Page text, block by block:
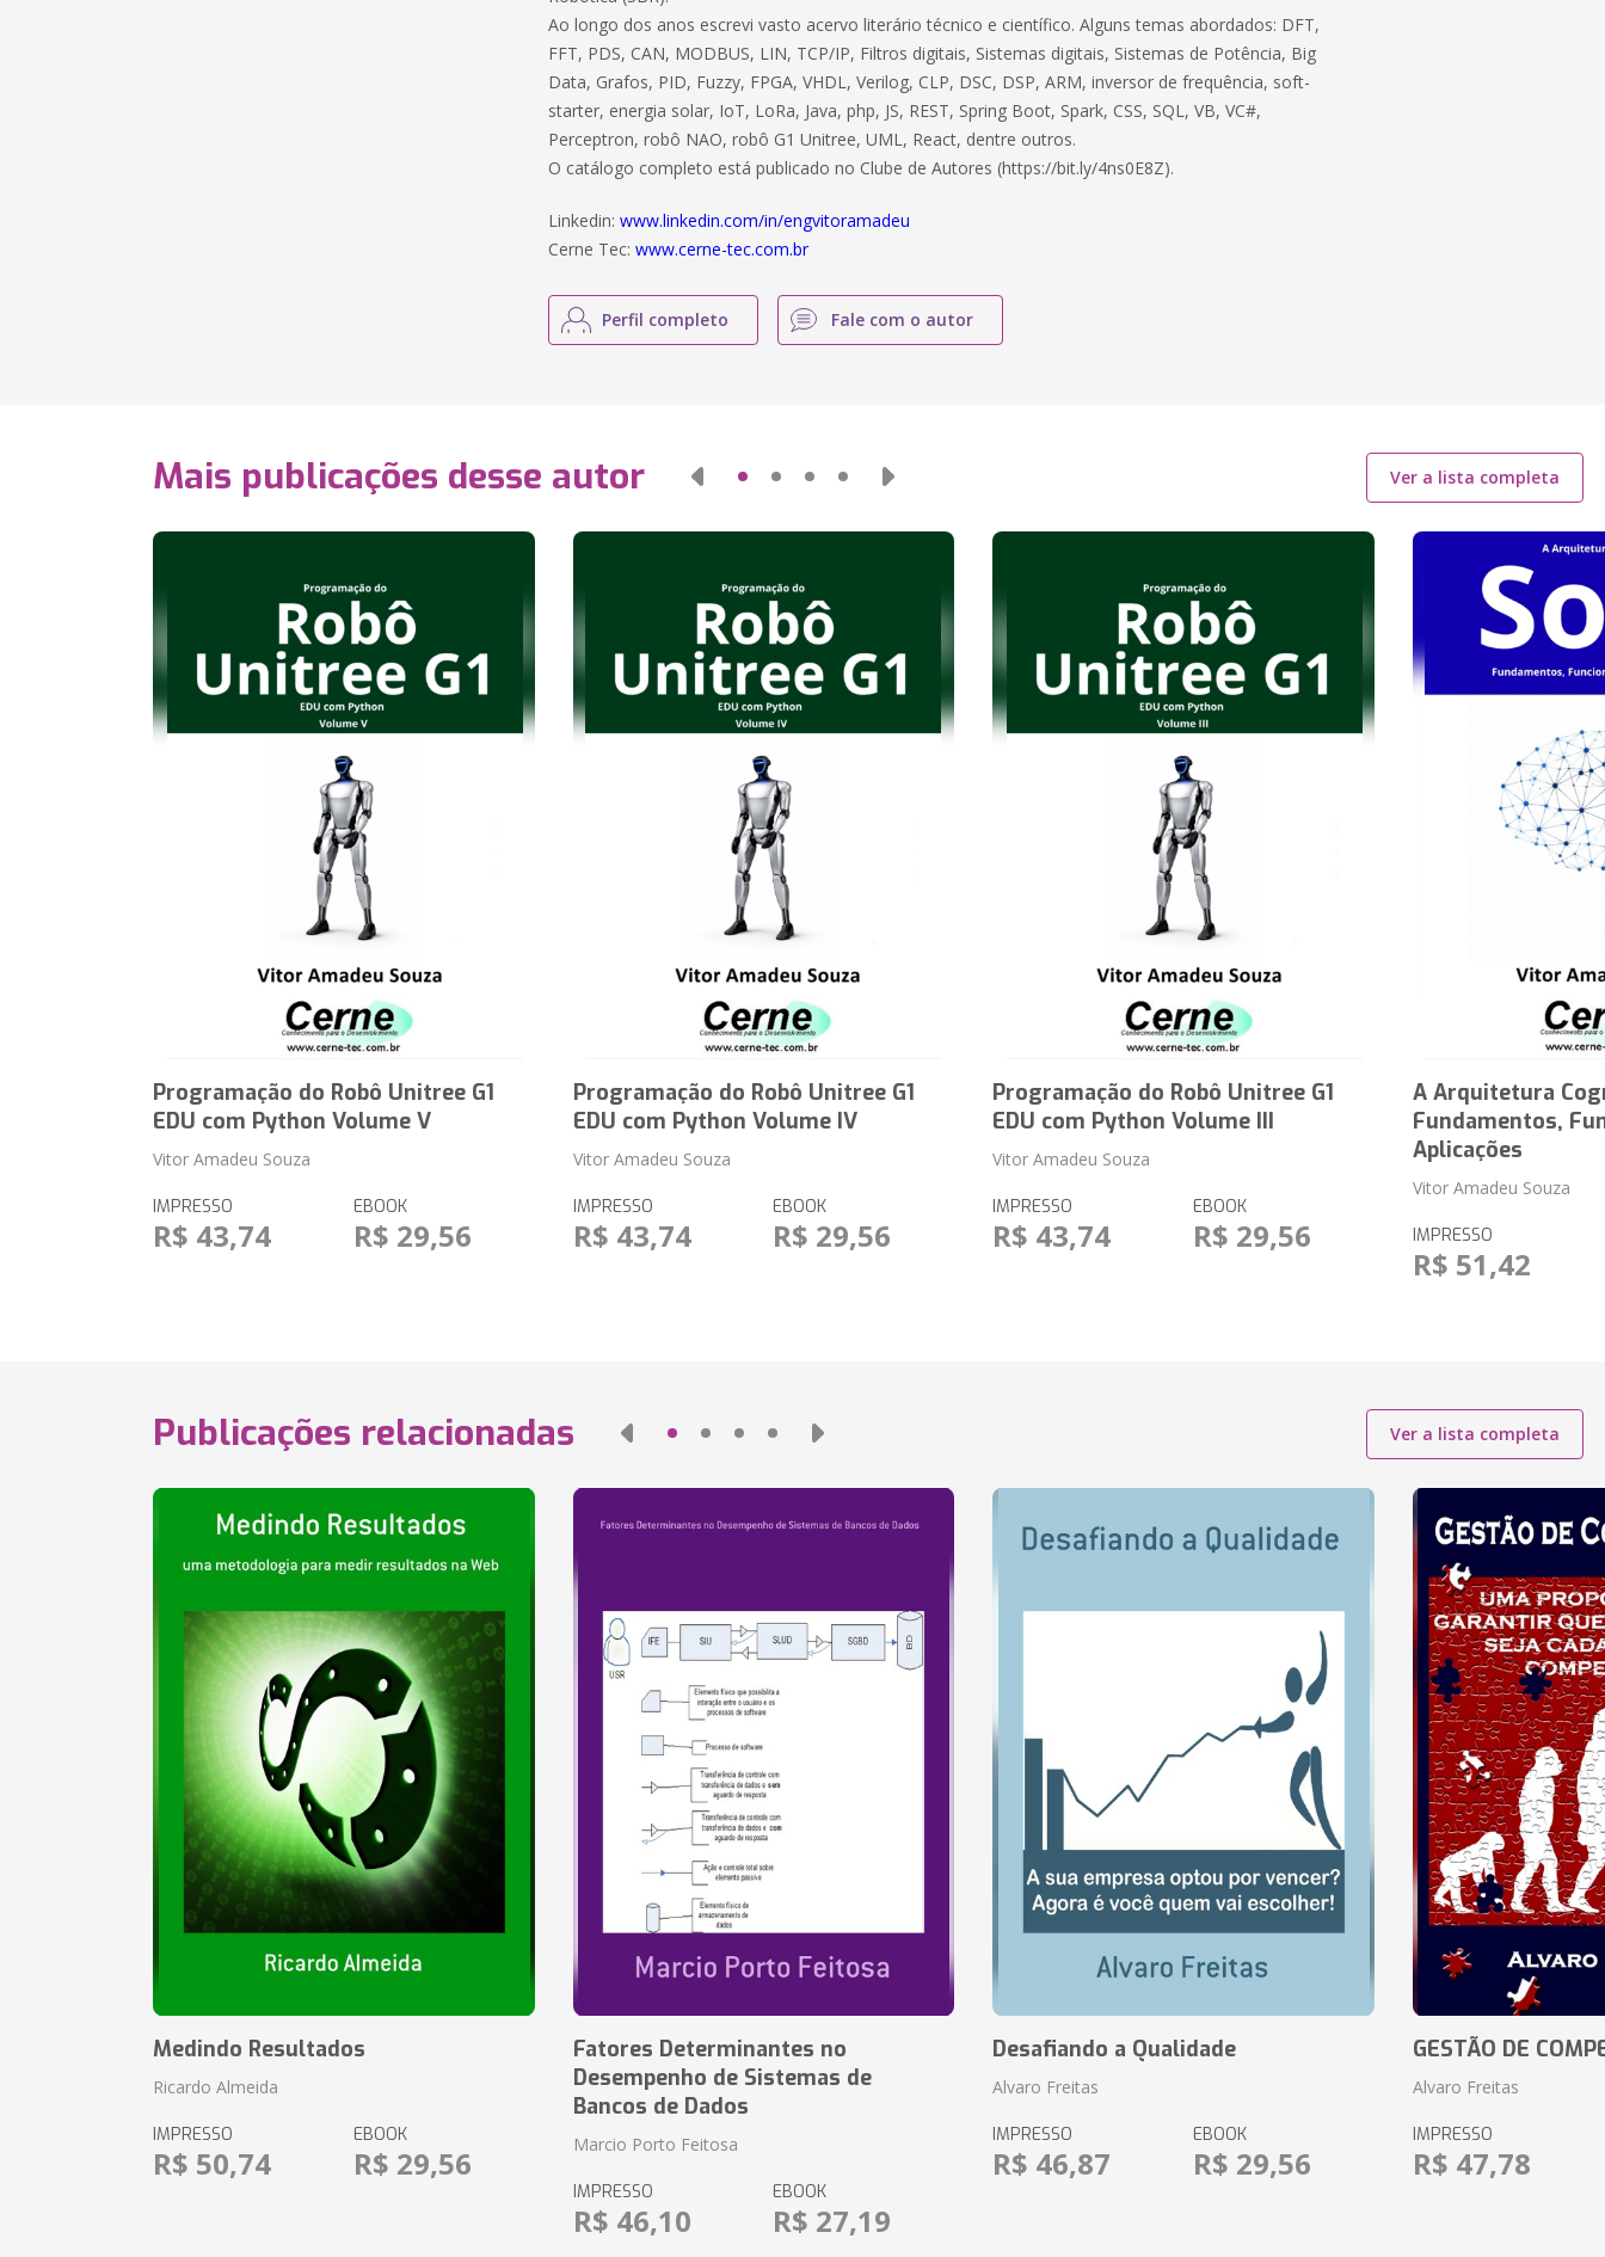
Ao longo dos anos escrevi vasto acervo literário técnico e científico. Alguns temas abordados: DFT,
FFT, PDS, CAN, MODBUS, LIN, TCP/IP, Filtros digitais, Sistemas digitais, Sistemas de Potência, Big
Data, Grafos, PID, Fuzzy, FPGA, VHDL, Verilog, CLP, DSC, DSP, ARM, inversor de frequência, soft-
starter, energia solar, IoT, LoRa, Java, php, JS, REST, Spring Boot, Spark, CSS, SQL, VB, VC#,
Perceptron, robô NAO, robô G1 Unitree, UML, React, dentre outros.
O catálogo completo está publicado no Clube de Autores (https://bit.ly/4ns0E8Z).
Linkedin:www.linkedin.com/in/engvitoramadeu
Cerne Tec:www.cerne-tec.com.br
Perfil completo Fale com o autor
Mais publicações desse autor Ver a lista completa
Programação do Robô Unitree G1
EDU com Python Volume V
Vitor Amadeu Souza
IMPRESSO
R$ 43,74
EBOOK
R$ 29,56
Programação do Robô Unitree G1
EDU com Python Volume IV
Vitor Amadeu Souza
IMPRESSO
R$ 43,74
EBOOK
R$ 29,56
Programação do Robô Unitree G1
EDU com Python Volume III
Vitor Amadeu Souza
IMPRESSO
R$ 43,74
EBOOK
R$ 29,56
A Arquitetura
Fundamentos,
Aplicações
Vitor Amadeu Souza
IMPRESSO
R$ 51,42
Publicações relacionadas Ver a lista completa
Medindo Resultados
Ricardo Almeida
IMPRESSO
R$ 50,74
EBOOK
R$ 29,56
Fatores Determinantes no
Desempenho de Sistemas de
Bancos de Dados
Marcio Porto Feitosa
IMPRESSO
R$ 46,10
EBOOK
R$ 27,19
Desafiando a Qualidade
Alvaro Freitas
IMPRESSO
R$ 46,87
EBOOK
R$ 29,56
GESTÃO DE
Alvaro Freitas
IMPRESSO
R$ 47,78